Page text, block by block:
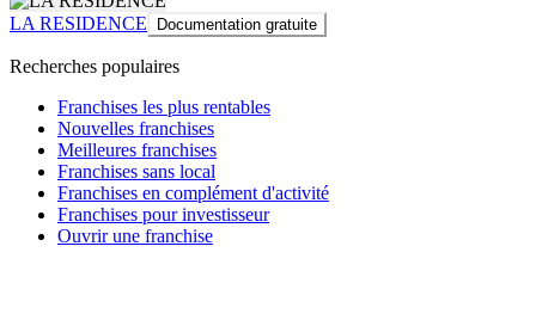
LA RESIDENCE Documentation gratuite
Recherches populaires
Franchises les plus rentables
Nouvelles franchises
Meilleures franchises
Franchises sans local
Franchises en complément d'activité
Franchises pour investisseur
Ouvrir une franchise